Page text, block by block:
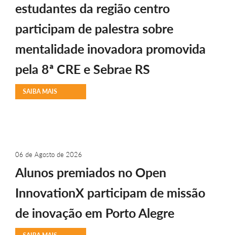
estudantes da região centro
participam de palestra sobre
mentalidade inovadora promovida
pela 8ª CRE e Sebrae RS
SAIBA MAIS
06 de Agosto de 2026
Alunos premiados no Open
InnovationX participam de missão
de inovação em Porto Alegre